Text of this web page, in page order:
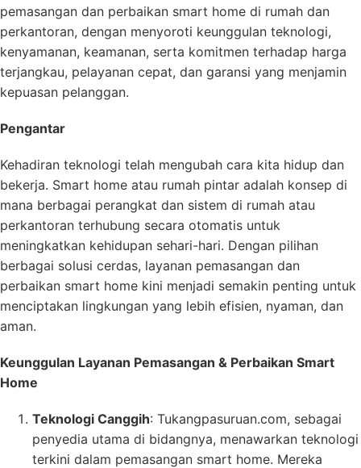
pemasangan dan perbaikan smart home di rumah dan
perkantoran, dengan menyoroti keunggulan teknologi,
kenyamanan, keamanan, serta komitmen terhadap harga
terjangkau, pelayanan cepat, dan garansi yang menjamin
kepuasan pelanggan.
Pengantar
Kehadiran teknologi telah mengubah cara kita hidup dan
bekerja. Smart home atau rumah pintar adalah konsep di
mana berbagai perangkat dan sistem di rumah atau
perkantoran terhubung secara otomatis untuk
meningkatkan kehidupan sehari-hari. Dengan pilihan
berbagai solusi cerdas, layanan pemasangan dan
perbaikan smart home kini menjadi semakin penting untuk
menciptakan lingkungan yang lebih efisien, nyaman, dan
aman.
Keunggulan Layanan Pemasangan & Perbaikan Smart
Home
Teknologi Canggih: Tukangpasuruan.com, sebagai
penyedia utama di bidangnya, menawarkan teknologi
terkini dalam pemasangan smart home. Mereka